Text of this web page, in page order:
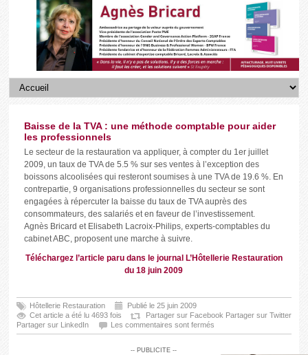
Baisse de la TVA : une méthode comptable pour aider
les professionnels
Le secteur de la restauration va appliquer, à compter du 1er juillet
2009, un taux de TVA de 5.5 % sur ses ventes à l’exception des
boissons alcoolisées qui resteront soumises à une TVA de 19.6 %. En
contrepartie, 9 organisations professionnelles du secteur se sont
engagées à répercuter la baisse du taux de TVA auprès des
consommateurs, des salariés et en faveur de l’investissement.
Agnès Bricard et Elisabeth Lacroix-Philips, experts-comptables du
cabinet ABC, proposent une marche à suivre.
Téléchargez l’article paru dans le journal L’Hôtellerie Restauration
du 18 juin 2009
Hôtellerie Restauration
Publié le 25 juin 2009
Cet article a été lu 4693 fois
Partager sur Facebook Partager sur Twitter
Partager sur LinkedIn
Les commentaires sont fermés
-- PUBLICITE --